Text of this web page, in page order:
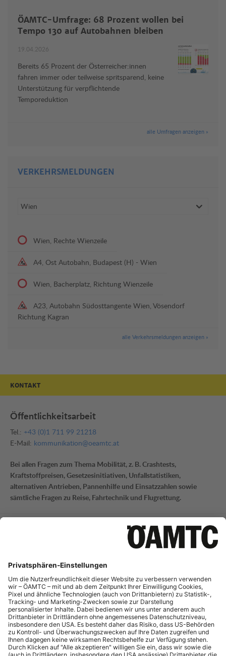
ÖAMTC-Umfrage: 68 Prozent wollen bei
Tempo 130 auf Autobahnen bleiben
19.04.2026
Bereits 65 Prozent der Österreicher:innen
fahren immer oder teilweise spritsparend, keine
Unterstützung für verpflichtende
Temporeduktion
alle Umfragen anzeigen »
VERKEHRSMELDUNGEN
Wien, Rechte Wienzeile
A4, Ost Autobahn, Budapest (H) - Wien
Wien, Bacherplatz, Richtung Wienzeile
A23, Autobahn Südosttangente Wien, Vösendorf
Richtung Kagran
alle Verkehrsmeldungen anzeigen »
KONTAKT
Öffentlichkeitsarbeit
Tel.: +43 (0)1 711 99 21218
E-Mail: kommunikation@oeamtc.at
Bei allen Fragen zum Thema Mobilität, z. B. Crashtests,
Kraftstoffpreisen, Gesetzesinitiativen, Unfallstatistiken,
alternativen Antrieben, Pannenhilfe und Einsatzzahlen sowie
sämtliche Fragen zu Reise, Fahrtechnik und Flugrettung.
E-Mail:
mi-presse@oeamtc.at
Bei Fragen zur aktuellen Verkehrslage und Straßeninfrastruktur
sowie Telematik.